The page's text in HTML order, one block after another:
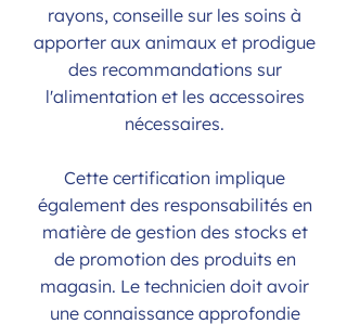
rayons, conseille sur les soins à
apporter aux animaux et prodigue
des recommandations sur
l'alimentation et les accessoires
nécessaires.
Cette certification implique
également des responsabilités en
matière de gestion des stocks et
de promotion des produits en
magasin. Le technicien doit avoir
une connaissance approfondie